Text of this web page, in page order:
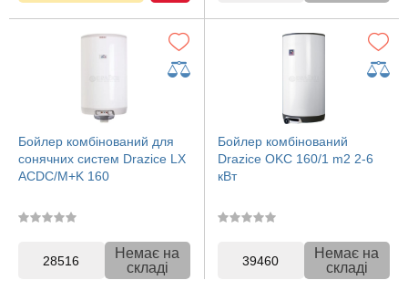
Бойлер комбінований для
сонячних систем Drazice LX
ACDC/M+K 160
28516
Немає на
складі
Бойлер комбінований
Drazice OKC 160/1 m2 2-6
кВт
39460
Немає на
складі